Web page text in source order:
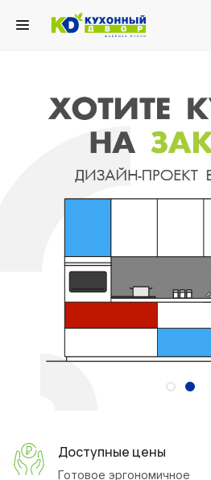
.
Доступные цены
Готовое эргономичное